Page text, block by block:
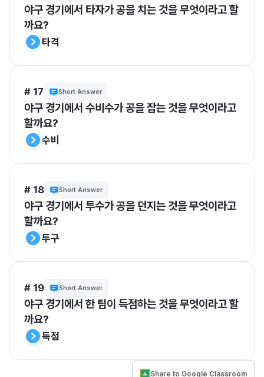
야구 경기에서 타자가 공을 치는 것을 무엇이라고 할
까요?
타격
# 17 Short Answer
야구 경기에서 수비수가 공을 잡는 것을 무엇이라고
할까요?
수비
# 18 Short Answer
야구 경기에서 투수가 공을 던지는 것을 무엇이라고
할까요?
투구
# 19 Short Answer
야구 경기에서 한 팀이 득점하는 것을 무엇이라고 할
까요?
득점
Share to Google Classroom